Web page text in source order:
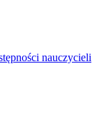
nauczycieli